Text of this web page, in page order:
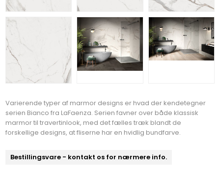
Varierende typer af marmor designs er hvad der kendetegner
serien Bianco fra LaFaenza. Serien favner over både klassisk
marmor til travertinlook, med det fælles træk blandt de
forskellige designs, at fliserne har en hvidlig bundfarve.
Bestillingsvare - kontakt os for nærmere info.